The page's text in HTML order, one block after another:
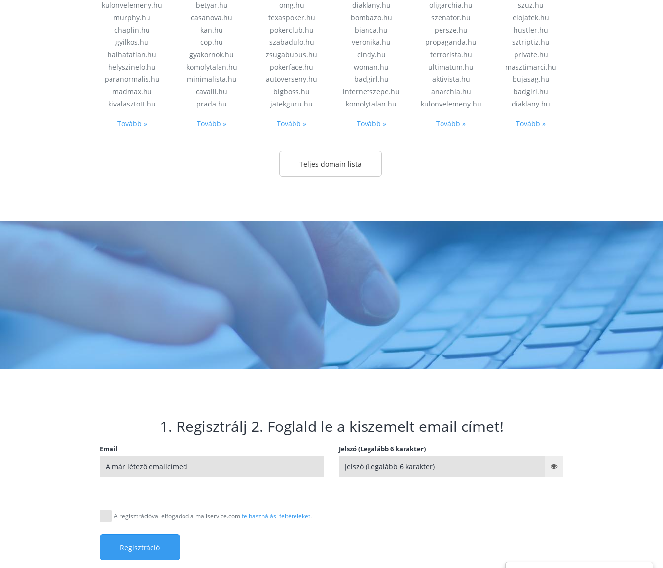
kulonvelemeny.hu
murphy.hu
chaplin.hu
gyilkos.hu
halhatatlan.hu
helyszinelo.hu
paranormalis.hu
madmax.hu
kivalasztott.hu
Tovább »
betyar.hu
casanova.hu
kan.hu
cop.hu
gyakornok.hu
komolytalan.hu
minimalista.hu
cavalli.hu
prada.hu
Tovább »
omg.hu
texaspoker.hu
pokerclub.hu
szabadulo.hu
zsugabubus.hu
pokerface.hu
autoverseny.hu
bigboss.hu
jatekguru.hu
Tovább »
diaklany.hu
bombazo.hu
bianca.hu
veronika.hu
cindy.hu
woman.hu
badgirl.hu
internetszepe.hu
komolytalan.hu
Tovább »
oligarchia.hu
szenator.hu
persze.hu
propaganda.hu
terrorista.hu
ultimatum.hu
aktivista.hu
anarchia.hu
kulonvelemeny.hu
Tovább »
szuz.hu
elojatek.hu
hustler.hu
sztriptiz.hu
private.hu
masztimarci.hu
bujasag.hu
badgirl.hu
diaklany.hu
Tovább »
Teljes domain lista
1. Regisztrálj 2. Foglald le a kiszemelt email címet!
Email Jelszó (Legalább 6 karakter)
A regisztrációval elfogadod a mailservice.comfelhasználási feltételeket.
Regisztráció